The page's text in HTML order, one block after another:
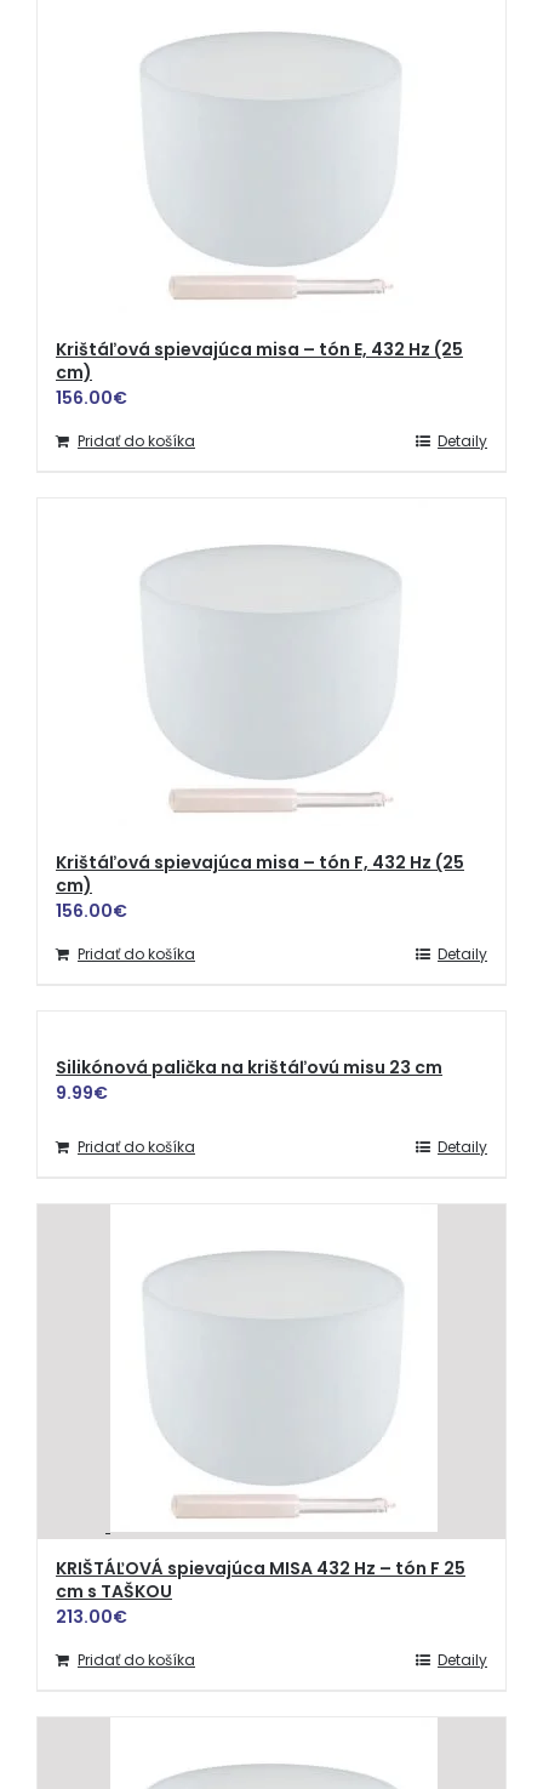
Krištáľová spievajúca misa – tón E, 432 Hz (25
cm)
156.00€
Pridať do košíka Detaily
Krištáľová spievajúca misa – tón F, 432 Hz (25
cm)
156.00€
Pridať do košíka Detaily
Silikónová palička na krištáľovú misu 23 cm
9.99€
Pridať do košíka Detaily
KRIŠTÁĽOVÁ spievajúca MISA 432 Hz – tón F 25
cm s TAŠKOU
213.00€
Pridať do košíka Detaily